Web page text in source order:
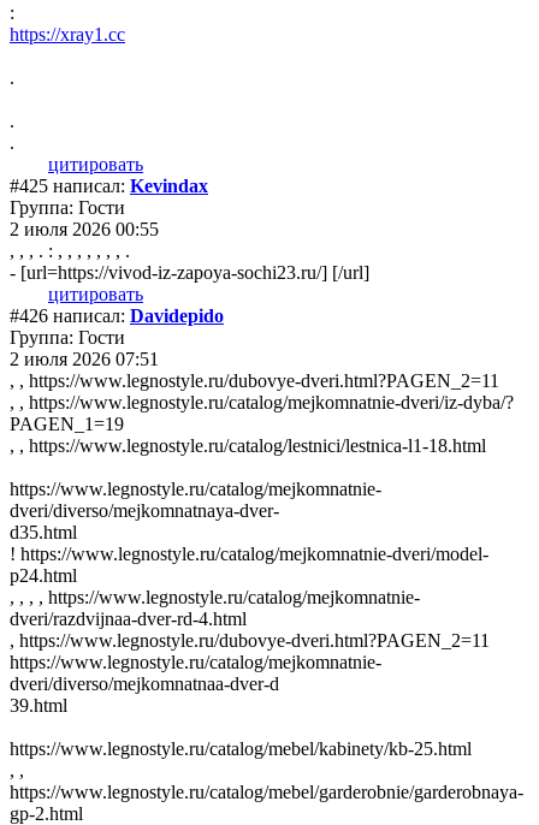
:
https://xray1.cc
.
.
.
цитировать
#425 написал: Kevindax
Группа: Гости
2 июля 2026 00:55
, , , . : , , , , , , , .
- [url=https://vivod-iz-zapoya-sochi23.ru/] [/url]
цитировать
#426 написал: Davidepido
Группа: Гости
2 июля 2026 07:51
, , https://www.legnostyle.ru/dubovye-dveri.html?PAGEN_2=11
, , https://www.legnostyle.ru/catalog/mejkomnatnie-dveri/iz-dyba/?
PAGEN_1=19
, , https://www.legnostyle.ru/catalog/lestnici/lestnica-l1-18.html
https://www.legnostyle.ru/catalog/mejkomnatnie-
dveri/diverso/mejkomnatnaya-dver-
d35.html
! https://www.legnostyle.ru/catalog/mejkomnatnie-dveri/model-
p24.html
, , , , https://www.legnostyle.ru/catalog/mejkomnatnie-
dveri/razdvijnaa-dver-rd-4.html
, https://www.legnostyle.ru/dubovye-dveri.html?PAGEN_2=11
https://www.legnostyle.ru/catalog/mejkomnatnie-
dveri/diverso/mejkomnatnaa-dver-d
39.html
https://www.legnostyle.ru/catalog/mebel/kabinety/kb-25.html
, ,
https://www.legnostyle.ru/catalog/mebel/garderobnie/garderobnaya-
gp-2.html